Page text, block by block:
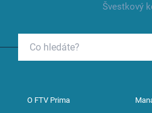
Švestkový
O FTV Prima